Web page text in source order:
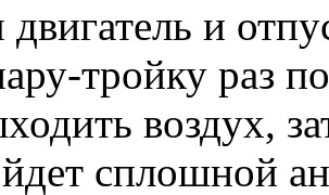
и
тройку раз
воздух,
сплошной